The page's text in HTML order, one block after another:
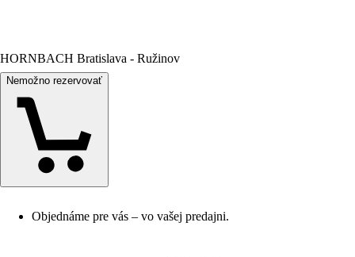
HORNBACH Bratislava - Ružinov
Nemožno rezervovať
Objednáme pre vás – vo vašej predajni.